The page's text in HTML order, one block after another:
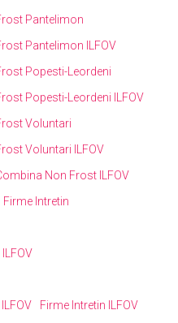
Pantelimon
Pantelimon ILFOV
Popesti-Leordeni
Popesti-Leordeni ILFOV
Voluntari
Voluntari ILFOV
Non Frost ILFOV
Firme Intretin
Firme Intretin ILFOV